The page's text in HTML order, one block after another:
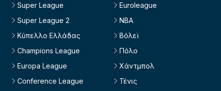
Super League
Super League 2
Κύπελλο Ελλάδας
Champions League
Europa League
Conference League
Euroleague
NBA
Βόλεϊ
Πόλο
Χάντμπολ
Τένις